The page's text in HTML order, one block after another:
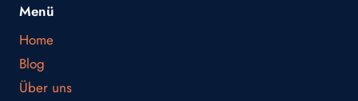
Menü
Home
Blog
Über uns